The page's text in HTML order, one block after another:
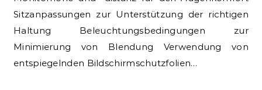
Sitzanpassungen zur Unterstützung der richtigen
Haltung Beleuchtungsbedingungen zur
Minimierung von Blendung Verwendung von
entspiegelnden Bildschirmschutzfolien…